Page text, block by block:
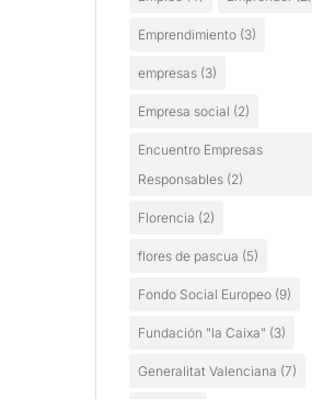
Emprendimiento (3)
empresas (3)
Empresa social (2)
Encuentro Empresas
Responsables (2)
Florencia (2)
flores de pascua (5)
Fondo Social Europeo (9)
Fundación "la Caixa" (3)
Generalitat Valenciana (7)